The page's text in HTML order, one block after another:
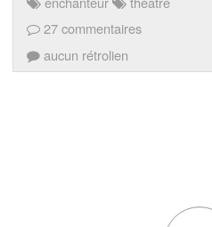
27 commentaires
aucun rétrolien